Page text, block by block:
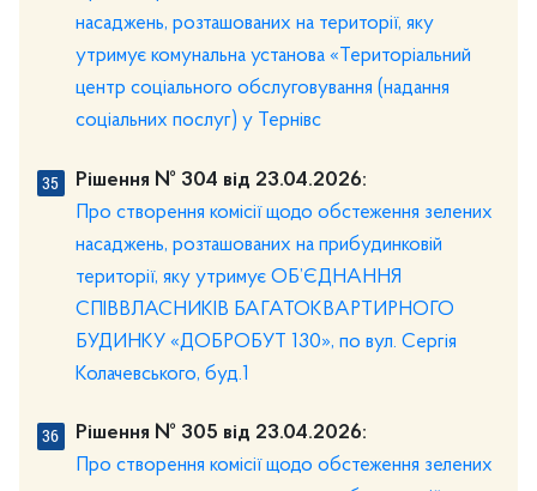
насаджень, розташованих на території, яку
утримує комунальна установа «Територіальний
центр соціального обслуговування (надання
соціальних послуг) у Тернівс
Рішення № 304 від 23.04.2026:
Про створення комісії щодо обстеження зелених
насаджень, розташованих на прибудинковій
території, яку утримує ОБ’ЄДНАННЯ
СПІВВЛАСНИКІВ БАГАТОКВАРТИРНОГО
БУДИНКУ «ДОБРОБУТ 130», по вул. Сергія
Колачевського, буд.1
Рішення № 305 від 23.04.2026:
Про створення комісії щодо обстеження зелених